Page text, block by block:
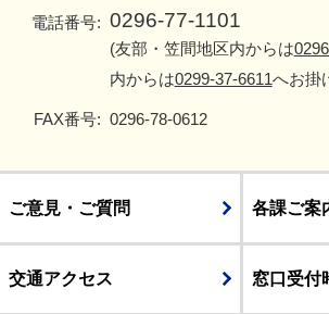
電話番号: 0296-77-1101
(友部・笠間地区内からは
内からは0299-37-6611へお掛
FAX番号: 0296-78-0612
ご意見・ご質問 各課ご案
交通アクセス 窓口受付